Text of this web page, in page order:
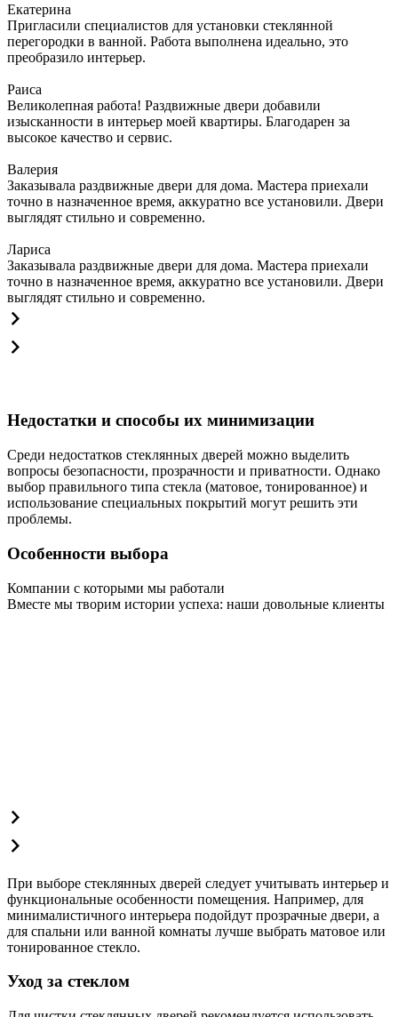
Екатерина
Пригласили специалистов для установки стеклянной
перегородки в ванной. Работа выполнена идеально, это
преобразило интерьер.
Раиса
Великолепная работа! Раздвижные двери добавили
изысканности в интерьер моей квартиры. Благодарен за
высокое качество и сервис.
Валерия
Заказывала раздвижные двери для дома. Мастера приехали
точно в назначенное время, аккуратно все установили. Двери
выглядят стильно и современно.
Лариса
Заказывала раздвижные двери для дома. Мастера приехали
точно в назначенное время, аккуратно все установили. Двери
выглядят стильно и современно.
Недостатки и способы их минимизации
Среди недостатков стеклянных дверей можно выделить
вопросы безопасности, прозрачности и приватности. Однако
выбор правильного типа стекла (матовое, тонированное) и
использование специальных покрытий могут решить эти
проблемы.
Особенности выбора
Компании с которыми мы работали
Вместе мы творим истории успеха: наши довольные клиенты
При выборе стеклянных дверей следует учитывать интерьер и
функциональные особенности помещения. Например, для
минималистичного интерьера подойдут прозрачные двери, а
для спальни или ванной комнаты лучше выбрать матовое или
тонированное стекло.
Уход за стеклом